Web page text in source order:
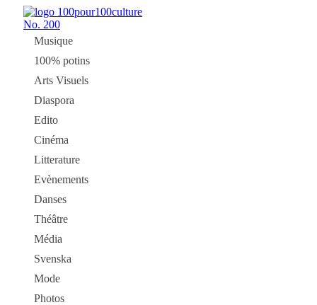
No. 200
Musique
100% potins
Arts Visuels
Diaspora
Edito
Cinéma
Litterature
Evènements
Danses
Théâtre
Média
Svenska
Mode
Photos